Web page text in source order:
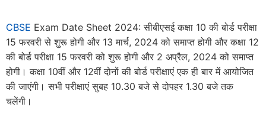
CBSE Exam Date Sheet 2024: सीबीएसई कक्षा 10 की बोर्ड परीक्षा
15 फरवरी से शुरू होगी और 13 मार्च, 2024 को समाप्त होगी और कक्षा 12
की बोर्ड परीक्षा 15 फरवरी को शुरू होगी और 2 अप्रैल, 2024 को समाप्त
होगी। कक्षा 10वीं और 12वीं दोनों की बोर्ड परीक्षाएं एक ही बार में आयोजित
की जाएंगी। सभी परीक्षाएं सुबह 10.30 बजे से दोपहर 1.30 बजे तक
चलेंगी।